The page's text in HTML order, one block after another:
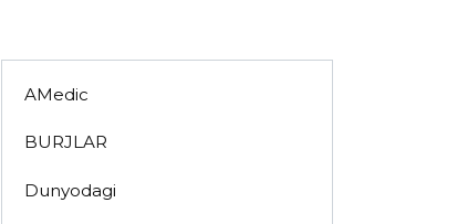
AMedic
BURJLAR
Dunyodagi